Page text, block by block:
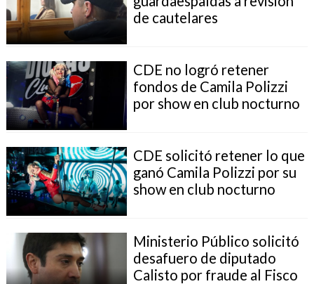
de cautelares
CDE no logró retener
fondos de Camila Polizzi
por show en club nocturno
CDE solicitó retener lo que
ganó Camila Polizzi por su
show en club nocturno
Ministerio Público solicitó
desafuero de diputado
Calisto por fraude al Fisco